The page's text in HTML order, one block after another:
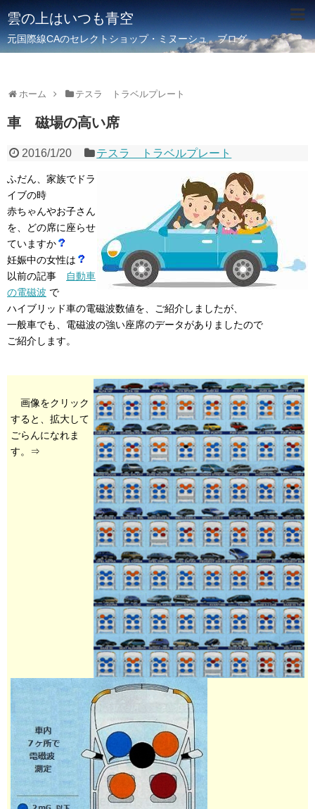
雲の上はいつも青空
元国際線CAのセレクトショップ・ミヌーシュ ブログ
ホーム テスラ トラベルプレート
車 磁場の高い席
2016/1/20 テスラ トラベルプレート
ふだん、家族でドラ
イブの時
赤ちゃんやお子さん
を、どの席に座らせ
ていますか
妊娠中の女性は
以前の記事
自動車
の電磁波 で
ハイブリッド車の電磁波数値を、ご紹介しましたが、
一般車でも、電磁波の強い座席のデータがありましたので
ご紹介します。
画像をクリック
すると、拡大して
ごらんになれま
す。⇒